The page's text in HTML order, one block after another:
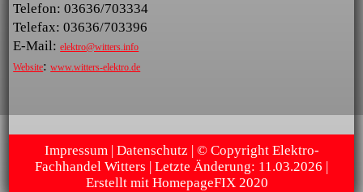
Telefon: 03636/703334
Telefax: 03636/703396
E-Mail:elektro@witters.info
Website:www.witters-elektro.de
Impressum| Datenschutz | © Copyright Elektro-
Fachhandel Witters | Letzte Änderung: 11.03.2026 |
Erstellt mit HomepageFIX 2020